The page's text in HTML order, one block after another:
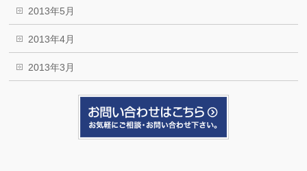
2013年5月
2013年4月
2013年3月